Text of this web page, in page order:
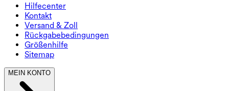
Hilfecenter
Kontakt
Versand & Zoll
Rückgabebedingungen
Größenhilfe
Sitemap
MEIN KONTO